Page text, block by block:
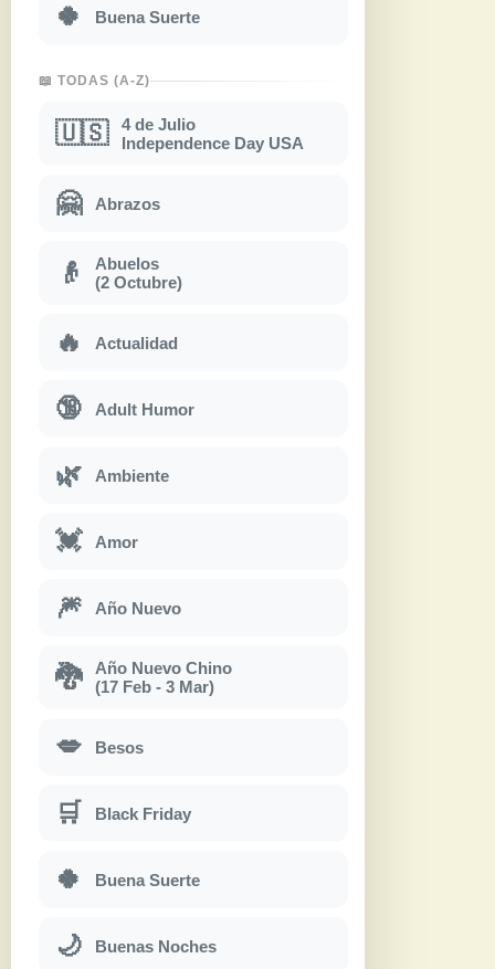
🍀 Buena Suerte
📖 TODAS (A-Z)
🇺🇸
4 de Julio
Independence Day USA
🤗 Abrazos
👴
Abuelos
(2 Octubre)
🔥 Actualidad
🔞 Adult Humor
🌿 Ambiente
💓 Amor
🎆 Año Nuevo
🐉
Año Nuevo Chino
(17 Feb - 3 Mar)
💋 Besos
🛒 Black Friday
🍀 Buena Suerte
🌙 Buenas Noches